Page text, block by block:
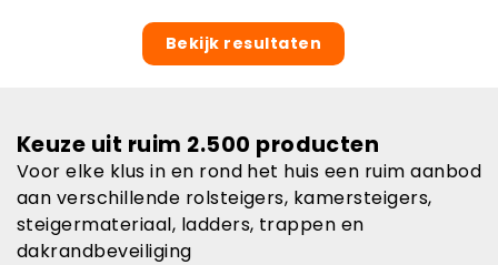
Bekijk resultaten
Keuze uit ruim 2.500 producten
Voor elke klus in en rond het huis een ruim aanbod
aan verschillende rolsteigers, kamersteigers,
steigermateriaal, ladders, trappen en
dakrandbeveiliging